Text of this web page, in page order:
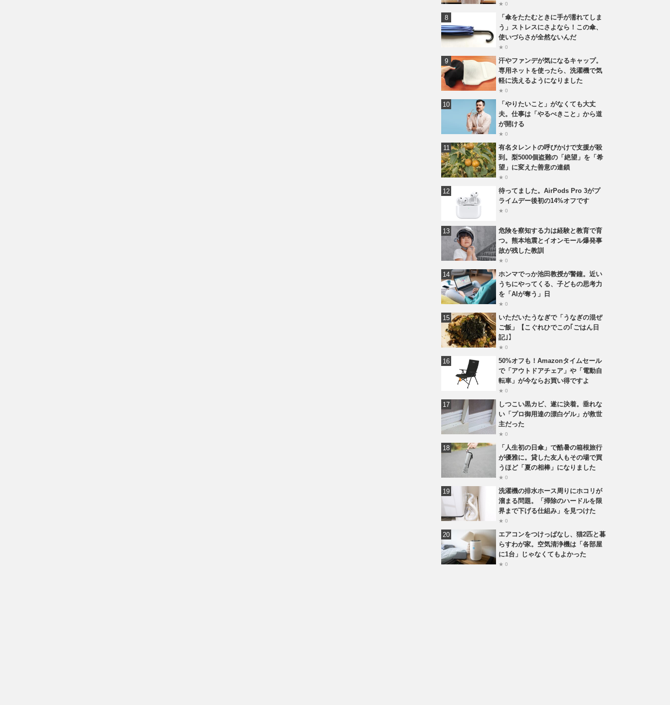
★ 0
「傘をたたむときに手が濡れてしま
う」ストレスにさよなら！この傘、
使いづらさが全然ないんだ
★ 0
汗やファンデが気になるキャップ。
専用ネットを使ったら、洗濯機で気
軽に洗えるようになりました
★ 0
「やりたいこと」がなくても大丈
夫。仕事は「やるべきこと」から道
が開ける
★ 0
有名タレントの呼びかけで支援が殺
到。梨5000個盗難の「絶望」を「希
望」に変えた善意の連鎖
★ 0
待ってました。AirPods Pro 3がプ
ライムデー後初の14%オフです
★ 0
危険を察知する力は経験と教育で育
つ。熊本地震とイオンモール爆発事
故が残した教訓
★ 0
ホンマでっか池田教授が警鐘。近い
うちにやってくる、子どもの思考力
を「AIが奪う」日
★ 0
いただいたうなぎで「うなぎの混ぜ
ご飯」【こぐれひでこの｢ごはん日
記｣】
★ 0
50%オフも！Amazonタイムセール
で「アウトドアチェア」や「電動自
転車」が今ならお買い得ですよ
★ 0
しつこい黒カビ、遂に決着。垂れな
い「プロ御用達の漂白ゲル」が救世
主だった
★ 0
「人生初の日傘」で酷暑の箱根旅行
が優雅に。貸した友人もその場で買
うほど「夏の相棒」になりました
★ 0
洗濯機の排水ホース周りにホコリが
溜まる問題。「掃除のハードルを限
界まで下げる仕組み」を見つけた
★ 0
エアコンをつけっぱなし、猫2匹と暮
らすわが家。空気清浄機は「各部屋
に1台」じゃなくてもよかった
★ 0